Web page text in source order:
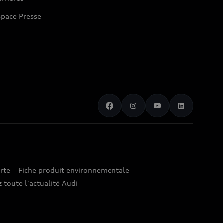
Presse
Fiche produit environnementale
toute l'actualité Audi